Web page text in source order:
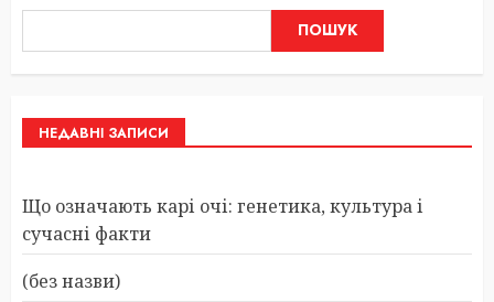
ПОШУК
НЕДАВНІ ЗАПИСИ
Що означають карі очі: генетика, культура і
сучасні факти
(без назви)